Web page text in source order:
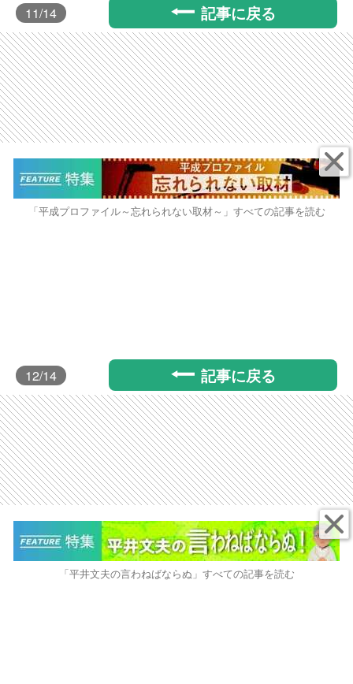
11/14 記事に戻る
「平成プロファイル～忘れられない取材～」すべての記事を読む
12/14 記事に戻る
「平井文夫の言わねばならぬ」すべての記事を読む